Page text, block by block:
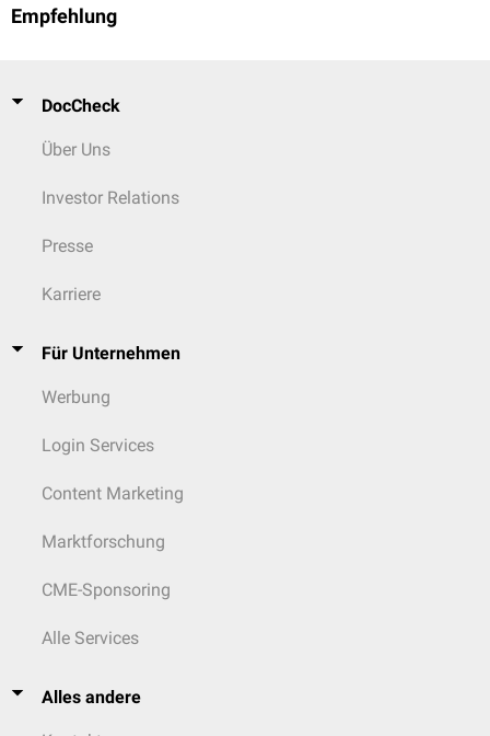
Empfehlung
DocCheck
Über Uns
Investor Relations
Presse
Karriere
Für Unternehmen
Werbung
Login Services
Content Marketing
Marktforschung
CME-Sponsoring
Alle Services
Alles andere